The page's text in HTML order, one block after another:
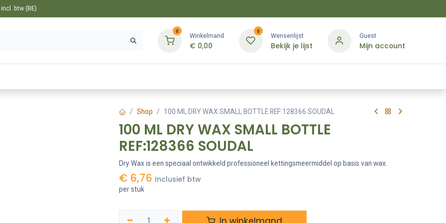
btw (BE)
0
Winkelmand
€ 0,00
0
Wensenlijst
Bekijk je lijst
Guest
Mijn account
Shop 100 ML DRY WAX SMALL BOTTLE REF:128366 SOUDAL
100 ML DRY WAX SMALL BOTTLE
REF:128366 SOUDAL
Dry Wax is een speciaal ontwikkeld professioneel kettingsmeermiddel op basis van wax.
€ 6,76 Inclusief btw
per stuk